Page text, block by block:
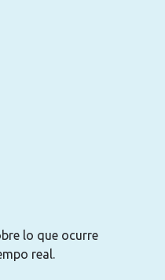
lo que ocurre
real.